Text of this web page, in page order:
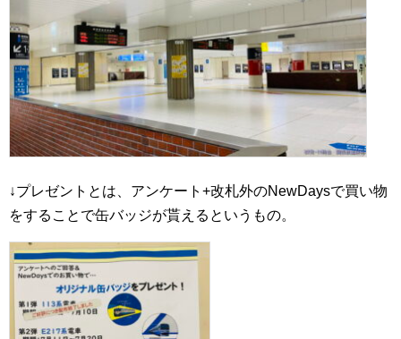
↓プレゼントとは、アンケート+改札外のNewDaysで買い物
をすることで缶バッジが貰えるというもの。